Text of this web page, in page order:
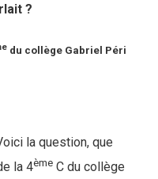
?
du collège Gabriel Péri
la question, que
la 4ème C du collège